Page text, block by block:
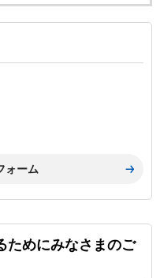
ためにみなさまのご